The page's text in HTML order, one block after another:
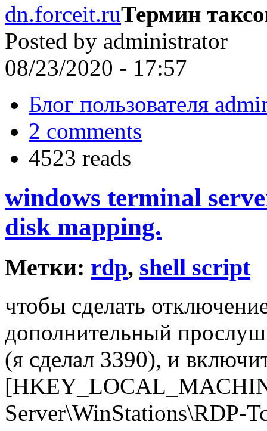
dn.forceit.ruТермин
Posted by administrator
08/23/2020 - 17:57
Блог пользователя
2 comments
4523 reads
windows terminal
disk mapping.
Метки: rdp, shell script
чтобы сделать
дополнительный
(я сделал 3390), и
Server\WinStations\RDP-